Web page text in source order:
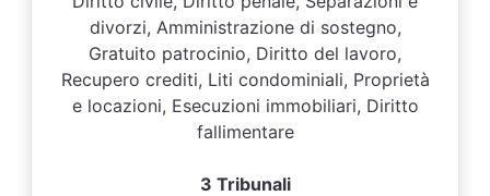
divorzi, Amministrazione di sostegno,
Gratuito patrocinio, Diritto del lavoro,
Recupero crediti, Liti condominiali, Proprietà
e locazioni, Esecuzioni immobiliari, Diritto
fallimentare
3 Tribunali